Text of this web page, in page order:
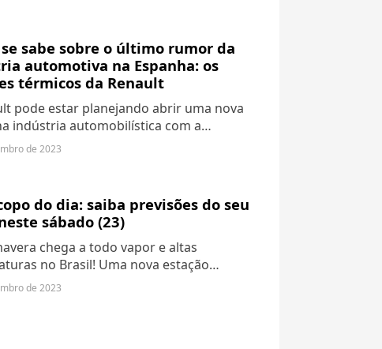
sabe sobre o último rumor da
automotiva na Espanha: os
térmicos da Renault
pode estar planejando abrir uma nova
indústria automobilística com a
da Horse, uma empresa dedicada ao
de 2023
do dia: saiba previsões do seu
sábado (23)
chega a todo vapor e altas
no Brasil! Uma nova estação
é o equinócio de primavera no
de 2023